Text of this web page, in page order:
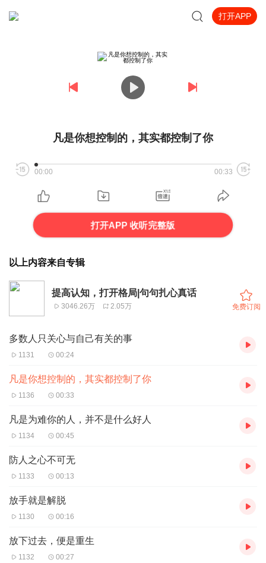
打开APP
凡是你想控制的，其实都控制了你
00:00 00:33
打开APP 收听完整版
以上内容来自专辑
提高认知，打开格局|句句扎心真话
3046.26万 2.05万 免费订阅
多数人只关心与自己有关的事
1131 00:24
凡是你想控制的，其实都控制了你
1136 00:33
凡是为难你的人，并不是什么好人
1134 00:45
防人之心不可无
1133 00:13
放手就是解脱
1130 00:16
放下过去，便是重生
1132 00:27